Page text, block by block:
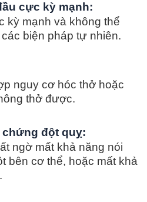
cực kỳ mạnh:
kỳ mạnh và không thể
biện pháp tự nhiên.
nguy cơ hóc thở hoặc
thở được.
đột quỵ:
ngờ mất khả năng nói
bên cơ thể, hoặc mất khả